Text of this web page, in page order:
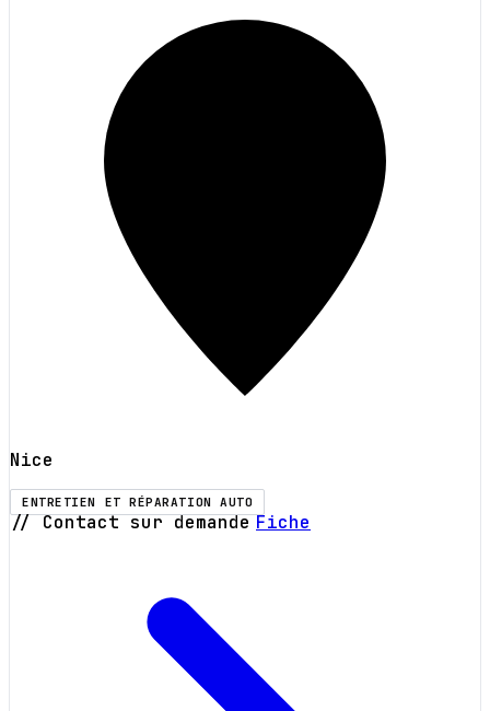
Nice
ENTRETIEN ET RÉPARATION AUTO
// Contact sur demande Fiche